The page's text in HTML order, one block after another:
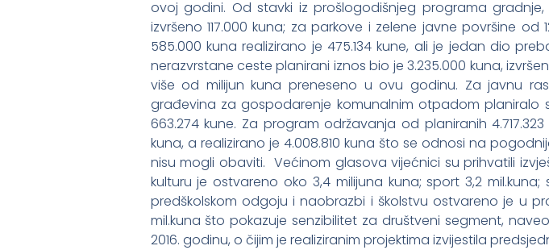
ovoj godini. Od stavki iz prošlogodišnjeg programa
izvršeno 117.000 kuna; za parkove i zelene javne površine
585.000 kuna realizirano je 475.134 kune, ali je jedan dio
nerazvrstane ceste planirani iznos bio je 3.235.000 kuna,
više od milijun kuna preneseno u ovu godinu. Za javnu
građevina za gospodarenje komunalnim otpadom planiralo
663.274 kune. Za program održavanja od planiranih
kuna, a realizirano je 4.008.810 kuna što se odnosi na
nisu mogli obaviti. Većinom glasova vijećnici su prihvatili
kulturu je ostvareno oko 3,4 milijuna kuna; sport 3,2
predškolskom odgoju i naobrazbi i školstvu ostvareno je u
mil.kuna što pokazuje senzibilitet za društveni segment,
2016. godinu, o čijim je realiziranim projektima izvijestila